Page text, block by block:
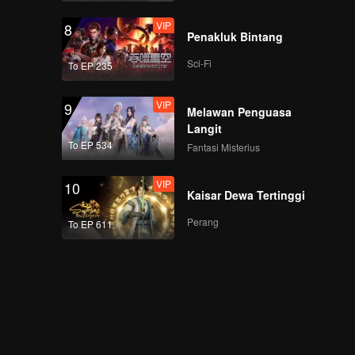
8
To EP 235
VIP
Penakluk Bintang
Sci-Fi
9
To EP 534
VIP
Melawan Penguasa
Langit
Fantasi Misterius
10
To EP 611
VIP
Kaisar Dewa Tertinggi
Perang